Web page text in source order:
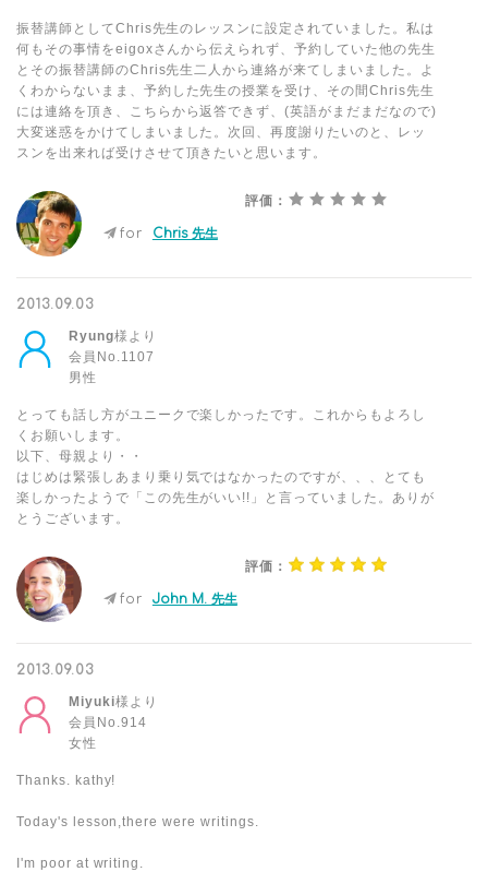
振替講師としてChris先生のレッスンに設定されていました。私は
何もその事情をeigoxさんから伝えられず、予約していた他の先生
とその振替講師のChris先生二人から連絡が来てしまいました。よ
くわからないまま、予約した先生の授業を受け、その間Chris先生
には連絡を頂き、こちらから返答できず、(英語がまだまだなので)
大変迷惑をかけてしまいました。次回、再度謝りたいのと、レッ
スンを出来れば受けさせて頂きたいと思います。
評価：
for Chris 先生
2013.09.03
Ryung様より
会員No.1107
男性
とっても話し方がユニークで楽しかったです。これからもよろし
くお願いします。
以下、母親より・・
はじめは緊張しあまり乗り気ではなかったのですが、、、とても
楽しかったようで「この先生がいい!!」と言っていました。ありが
とうございます。
評価：
for John M. 先生
2013.09.03
Miyuki様より
会員No.914
女性
Thanks. kathy!
Today's lesson,there were writings.
I'm poor at writing.